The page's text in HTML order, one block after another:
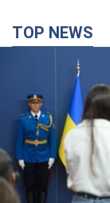
TOP NEWS